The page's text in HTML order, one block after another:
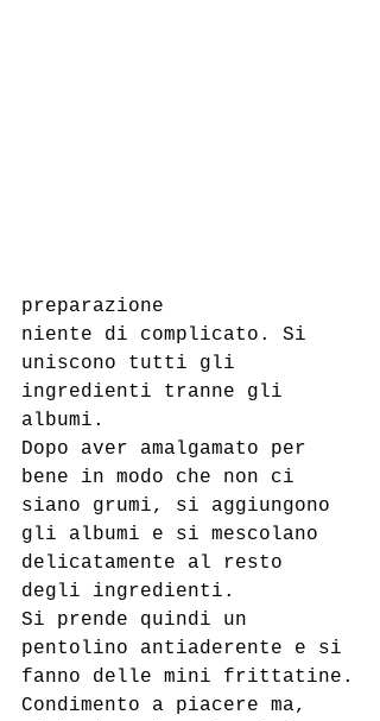
preparazione
niente di complicato. Si
uniscono tutti gli
ingredienti tranne gli
albumi.
Dopo aver amalgamato per
bene in modo che non ci
siano grumi, si aggiungono
gli albumi e si mescolano
delicatamente al resto
degli ingredienti.
Si prende quindi un
pentolino antiaderente e si
fanno delle mini frittatine.
Condimento a piacere ma,